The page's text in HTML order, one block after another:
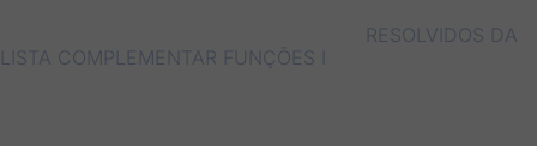
RESOLVIDOS DA
LISTA COMPLEMENTAR FUNÇÕES I